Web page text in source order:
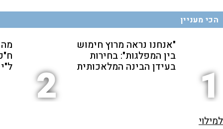
הכי מעניין
1
"אנחנו נראה מרוץ חימוש
בין המפלגות": בחירות
בעידן הבינה המלאכותית 2
למילוי